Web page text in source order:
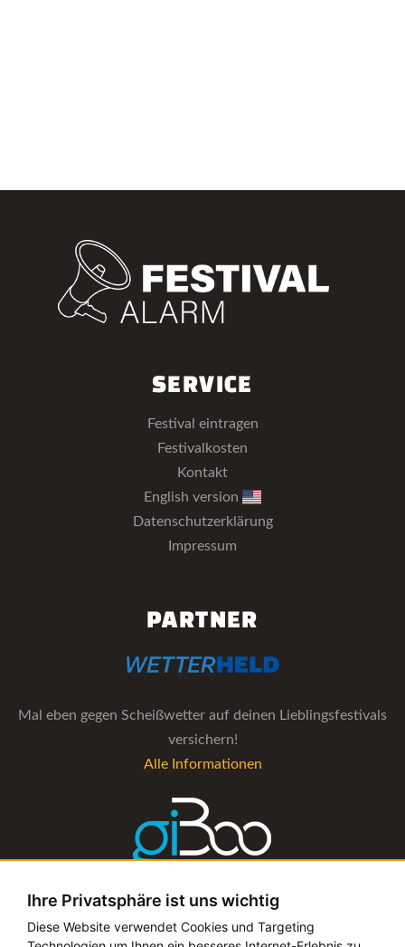
Ihre Privatsphäre ist uns wichtig
Diese Website verwendet Cookies und Targeting
SERVICE
Festival eintragen
Festivalkosten
Kontakt
English version
Datenschutzerklärung
Impressum
PARTNER
Mal eben gegen Scheißwetter auf deinen Lieblingsfestivals
versichern!
Alle Informationen
Die Verwaltungs-Software für alle Künstler- und